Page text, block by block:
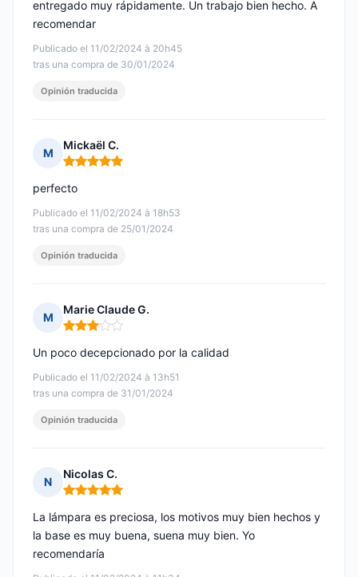
Publicado el 11/02/2024 à 20h45
tras una compra de 30/01/2024
entregado muy rápidamente. Un trabajo bien hecho. A
recomendar
Opinión traducida
M
Mickaël C.
Nota: 5 de 5
Publicado el 11/02/2024 à 18h53
tras una compra de 25/01/2024
perfecto
Opinión traducida
M
Marie Claude G.
Nota: 3 de 5
Publicado el 11/02/2024 à 13h51
tras una compra de 31/01/2024
Un poco decepcionado por la calidad
Opinión traducida
N
Nicolas C.
Nota: 5 de 5
La lámpara es preciosa, los motivos muy bien hechos y
la base es muy buena, suena muy bien. Yo
recomendaría